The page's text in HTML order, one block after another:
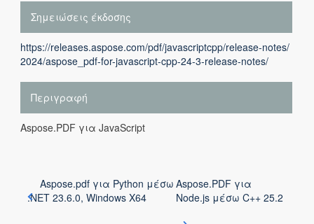
Σημειώσεις έκδοσης
https://releases.aspose.com/pdf/javascriptcpp/release-notes/
2024/aspose_pdf-for-javascript-cpp-24-3-release-notes/
Περιγραφή
Aspose.PDF για JavaScript
Aspose.pdf για Python μέσω
.NET 23.6.0, Windows X64
Aspose.PDF για
Node.js μέσω C++ 25.2